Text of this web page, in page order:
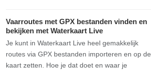
Vaarroutes met GPX bestanden vinden en
bekijken met Waterkaart Live
Je kunt in Waterkaart Live heel gemakkelijk
routes via GPX bestanden importeren en op de
kaart zetten. Hoe je dat doet en waar je